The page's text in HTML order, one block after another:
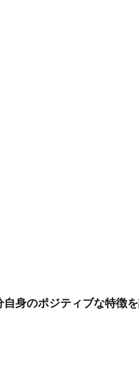
身のポジティブな特徴